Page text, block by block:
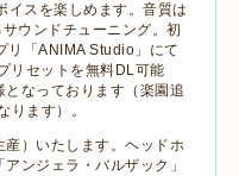
イスを楽しめます。音質は
サウンドチューニング。初
リ「ANIMA Studio 」にて
リセットを無料 DL可能
なっております（楽園追
ります）。
）いたします。ヘッドホ
ンジェラ・バルザック」